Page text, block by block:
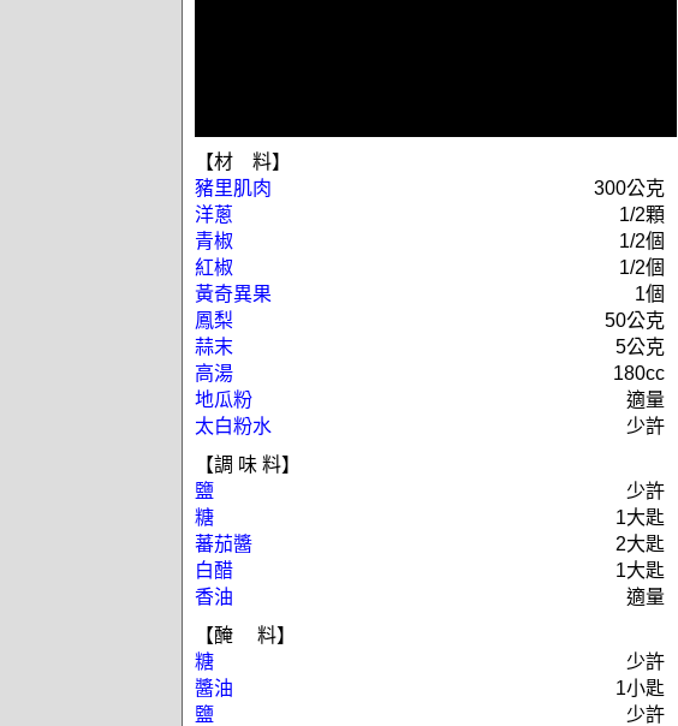
【材 料】
豬里肌肉
300公克
洋蔥
1/2顆
青椒
1/2個
紅椒
1/2個
黃奇異果
1個
鳳梨
50公克
蒜末
5公克
高湯
180cc
地瓜粉
適量
太白粉水
少許
【調 味 料】
鹽
少許
糖
1大匙
蕃茄醬
2大匙
白醋
1大匙
香油
適量
【醃 料】
糖
少許
醬油
1小匙
鹽
少許